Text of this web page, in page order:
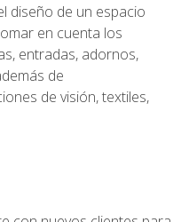
diseño de un espacio
en cuenta los
entradas, adornos,
de
de visión, textiles,